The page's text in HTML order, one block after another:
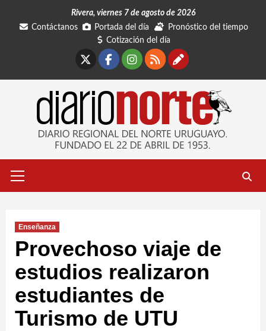
Rivera, viernes 7 de agosto de 2026
Contáctanos
Portada del día
Pronóstico del tiempo
Cotización del día
Facebook
Instagram
RSSContáctanos
primario
Enseñanza
Provechoso viaje de
estudios realizaron
estudiantes de
Turismo de UTU